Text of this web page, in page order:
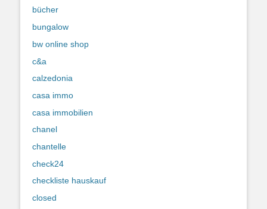
bücher
bungalow
bw online shop
c&a
calzedonia
casa immo
casa immobilien
chanel
chantelle
check24
checkliste hauskauf
closed